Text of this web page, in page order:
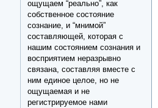
ощущаем “реально”, как
собственное состояние
сознание, и “мнимой”
составляющей, которая с
нашим состоянием сознания и
восприятием неразрывно
связана, составляя вместе с
ним единое целое, но не
ощущаемая и не
регистрируемое нами